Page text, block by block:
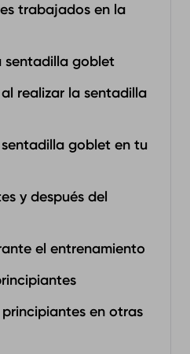
trabajados en la
sentadilla goblet
realizar la sentadilla
goblet en tu
y después del
el entrenamiento
principiantes en otras